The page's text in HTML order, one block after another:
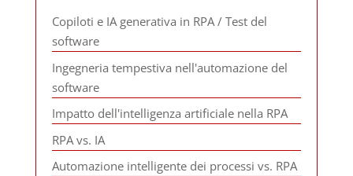
Copiloti e IA generativa in RPA / Test del
software
Ingegneria tempestiva nell'automazione del
software
Impatto dell'intelligenza artificiale nella RPA
RPA vs. IA
Automazione intelligente dei processi vs. RPA